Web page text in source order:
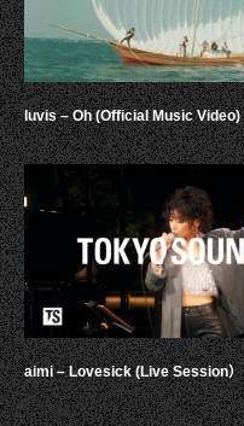
luvis – Oh (Official Music Video)
aimi – Lovesick (Live Session）